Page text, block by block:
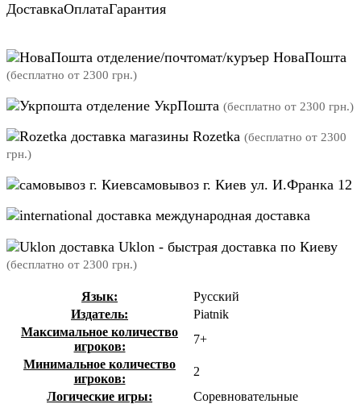
ДоставкаОплатаГарантия
отделение/почтомат/куръер НоваПошта
(бесплатно от 2300 грн.)
отделение УкрПошта (бесплатно от 2300 грн.)
магазины Rozetka (бесплатно от 2300
грн.)
самовывоз г. Киев ул. И.Франка 12
международная доставка
Uklon - быстрая доставка по Киеву
(бесплатно от 2300 грн.)
Язык:
Русский
Издатель:
Piatnik
Максимальное количество
игроков:
7+
Минимальное количество
игроков:
2
Логические игры:
Соревновательные